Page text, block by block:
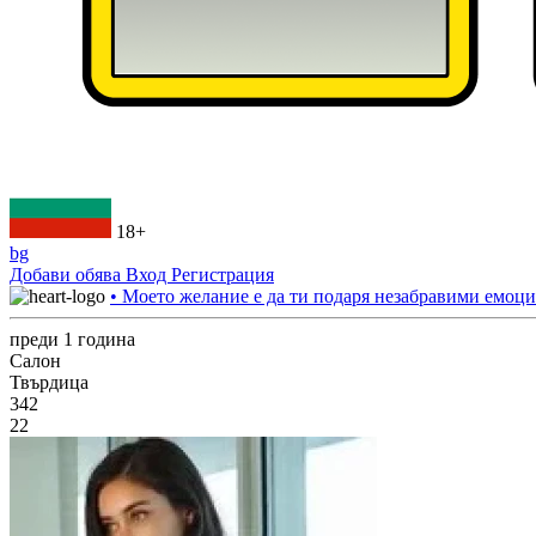
18+
bg
Добави обява Вход Регистрация
• Моето желание е да ти подаря незабравими
преди 1 година
Салон
Твърдица
342
22